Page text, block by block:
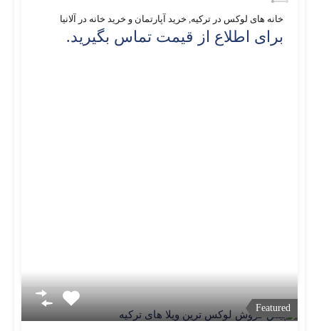
خانه های لوکس در ترکیه, خرید آپارتمان و خرید خانه در آلانیا
برای اطلاع از قیمت تماس بگیرید.
Featured